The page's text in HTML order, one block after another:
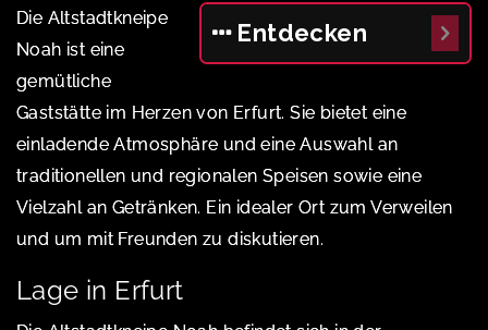
Entdecken
Die Altstadtkneipe
Noah ist eine
gemütliche
Gaststätte im Herzen von Erfurt. Sie bietet eine
einladende Atmosphäre und eine Auswahl an
traditionellen und regionalen Speisen sowie eine
Vielzahl an Getränken. Ein idealer Ort zum Verweilen
und um mit Freunden zu diskutieren.
Lage in Erfurt